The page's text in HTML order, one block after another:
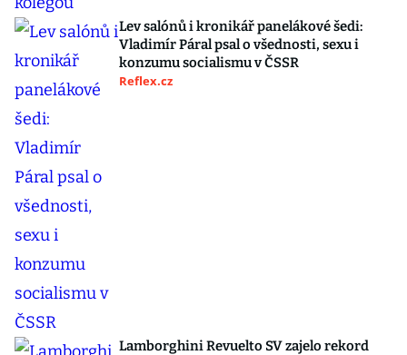
Lev salónů i kronikář panelákové šedi:
Vladimír Páral psal o všednosti, sexu i
konzumu socialismu v ČSSR
Reflex.cz
Lamborghini Revuelto SV zajelo rekord